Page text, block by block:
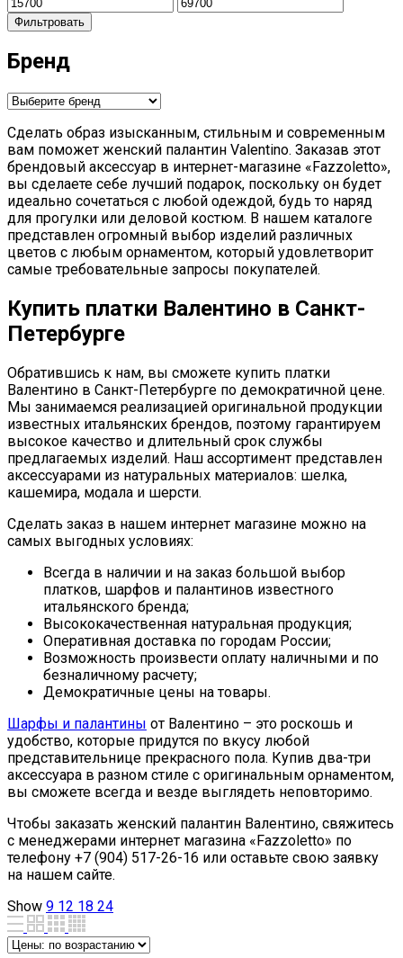
Фильтровать
Бренд
Сделать образ изысканным, стильным и современным
вам поможет женский палантин Valentino. Заказав этот
брендовый аксессуар в интернет-магазине «Fazzoletto»,
вы сделаете себе лучший подарок, поскольку он будет
идеально сочетаться с любой одеждой, будь то наряд
для прогулки или деловой костюм. В нашем каталоге
представлен огромный выбор изделий различных
цветов с любым орнаментом, который удовлетворит
самые требовательные запросы покупателей.
Купить платки Валентино в Санкт-
Петербурге
Обратившись к нам, вы сможете купить платки
Валентино в Санкт-Петербурге по демократичной цене.
Мы занимаемся реализацией оригинальной продукции
известных итальянских брендов, поэтому гарантируем
высокое качество и длительный срок службы
предлагаемых изделий. Наш ассортимент представлен
аксессуарами из натуральных материалов: шелка,
кашемира, модала и шерсти.
Сделать заказ в нашем интернет магазине можно на
самых выгодных условиях:
Всегда в наличии и на заказ большой выбор
платков, шарфов и палантинов известного
итальянского бренда;
Высококачественная натуральная продукция;
Оперативная доставка по городам России;
Возможность произвести оплату наличными и по
безналичному расчету;
Демократичные цены на товары.
Шарфы и палантины от Валентино – это роскошь и
удобство, которые придутся по вкусу любой
представительнице прекрасного пола. Купив два-три
аксессуара в разном стиле с оригинальным орнаментом,
вы сможете всегда и везде выглядеть неповторимо.
Чтобы заказать женский палантин Валентино, свяжитесь
с менеджерами интернет магазина «Fazzoletto» по
телефону +7 (904) 517-26-16 или оставьте свою заявку
на нашем сайте.
Show 9 12 18 24